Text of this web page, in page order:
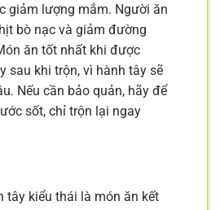
giảm lượng mắm. Người ăn
bò nạc và giảm đường
ăn tốt nhất khi được
sau khi trộn, vì hành tây sẽ
Nếu cần bảo quản, hãy để
sốt, chỉ trộn lại ngay
tây kiểu thái là món ăn kết